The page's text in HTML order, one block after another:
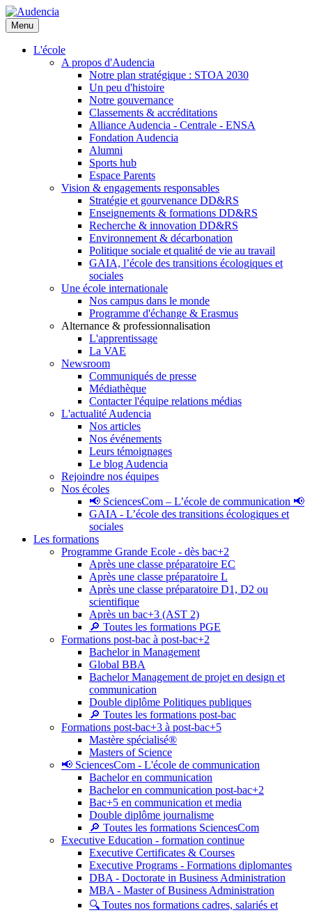
Aller
au
contenu
principal
Menu
L'école
A propos d'Audencia
Notre plan stratégique : STOA 2030
Un peu d'histoire
Notre gouvernance
Classements & accréditations
Alliance Audencia - Centrale - ENSA
Fondation Audencia
Alumni
Sports hub
Espace Parents
Vision & engagements responsables
Stratégie et gourvenance DD&RS
Enseignements & formations DD&RS
Recherche & innovation DD&RS
Environnement & décarbonation
Politique sociale et qualité de vie au travail
GAIA, l’école des transitions écologiques et
sociales
Une école internationale
Nos campus dans le monde
Programme d'échange & Erasmus
Alternance & professionnalisation
L'apprentissage
La VAE
Newsroom
Communiqués de presse
Médiathèque
Contacter l'équipe relations médias
L'actualité Audencia
Nos articles
Nos événements
Leurs témoignages
Le blog Audencia
Rejoindre nos équipes
Nos écoles
📢 SciencesCom – L’école de communication 📢
GAIA - L’école des transitions écologiques et
sociales
Les formations
Programme Grande Ecole - dès bac+2
Après une classe préparatoire EC
Après une classe préparatoire L
Après une classe préparatoire D1, D2 ou
scientifique
Après un bac+3 (AST 2)
🔎 Toutes les formations PGE
Formations post-bac à post-bac+2
Bachelor in Management
Global BBA
Bachelor Management de projet en design et
communication
Double diplôme Politiques publiques
🔎 Toutes les formations post-bac
Formations post-bac+3 à post-bac+5
Mastère spécialisé®
Masters of Science
📢 SciencesCom - L'école de communication
Bachelor en communication
Bachelor en communication post-bac+2
Bac+5 en communication et media
Double diplôme journalisme
🔎 Toutes les formations SciencesCom
Executive Education - formation continue
Executive Certificates & Courses
Executive Programs - Formations diplomantes
DBA - Doctorate in Business Administration
MBA - Master of Business Administration
🔍 Toutes nos formations cadres, salariés et